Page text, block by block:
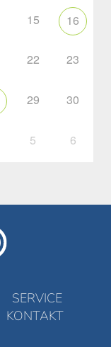
15 16
22 23
29 30
5 6
SERVICE
KONTAKT